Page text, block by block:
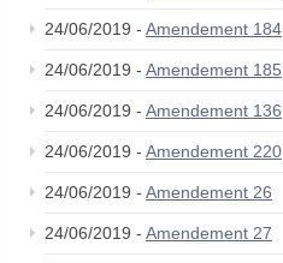
24/06/2019 - Amendement 184
24/06/2019 - Amendement 185
24/06/2019 - Amendement 136
24/06/2019 - Amendement 220
24/06/2019 - Amendement 26
24/06/2019 - Amendement 27